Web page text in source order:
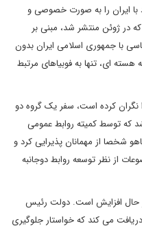
با ایران را به صورت خصوصی و
در ژوئن منتشر شد، مبنی بر
با جمهوری اسلامی ایران بدون
ای، تنها به فوبیاهای مرتبط
کرده است، سفر یک گروه دو
که توسط کمیته روابط عمومی
شخصا از مهمانان پذیرایی کرد و
از نظر توسعه روابط دوجانبه
حال افزایش است. دولت رئیس
می کند که خواستار جلوگیری